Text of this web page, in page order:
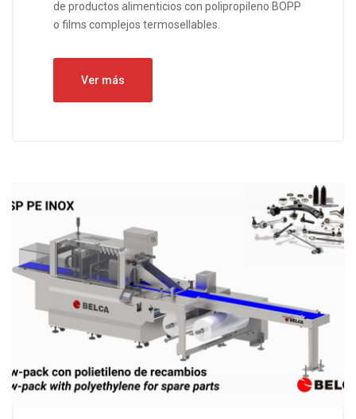
de productos alimenticios con polipropileno BOPP
o films complejos termosellables.
Ver más